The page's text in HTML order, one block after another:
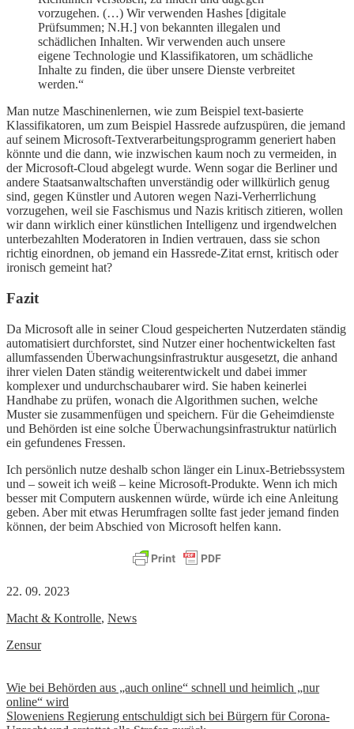
vorzugehen. (…) Wir verwenden Hashes [digitale
Prüfsummen; N.H.] von bekannten illegalen und
schädlichen Inhalten. Wir verwenden auch unsere
eigene Technologie und Klassifikatoren, um schädliche
Inhalte zu finden, die über unsere Dienste verbreitet
werden.“
Man nutze Maschinenlernen, wie zum Beispiel text-basierte
Klassifikatoren, um zum Beispiel Hassrede aufzuspüren, die jemand
auf seinem Microsoft-Textverarbeitungsprogramm generiert haben
könnte und die dann, wie inzwischen kaum noch zu vermeiden, in
der Microsoft-Cloud abgelegt wurde. Wenn sogar die Berliner und
andere Staatsanwaltschaften unverständig oder willkürlich genug
sind, gegen Künstler und Autoren wegen Nazi-Verherrlichung
vorzugehen, weil sie Faschismus und Nazis kritisch zitieren, wollen
wir dann wirklich einer künstlichen Intelligenz und irgendwelchen
unterbezahlten Moderatoren in Indien vertrauen, dass sie schon
richtig einordnen, ob jemand ein Hassrede-Zitat ernst, kritisch oder
ironisch gemeint hat?
Fazit
Da Microsoft alle in seiner Cloud gespeicherten Nutzerdaten ständig
automatisiert durchforstet, sind Nutzer einer hochentwickelten fast
allumfassenden Überwachungsinfrastruktur ausgesetzt, die anhand
ihrer vielen Daten ständig weiterentwickelt und dabei immer
komplexer und undurchschaubarer wird. Sie haben keinerlei
Handhabe zu prüfen, wonach die Algorithmen suchen, welche
Muster sie zusammenfügen und speichern. Für die Geheimdienste
und Behörden ist eine solche Überwachungsinfrastruktur natürlich
ein gefundenes Fressen.
Ich persönlich nutze deshalb schon länger ein Linux-Betriebssystem
und – soweit ich weiß – keine Microsoft-Produkte. Wenn ich mich
besser mit Computern auskennen würde, würde ich eine Anleitung
geben. Aber mit etwas Herumfragen sollte fast jeder jemand finden
können, der beim Abschied von Microsoft helfen kann.
22. 09. 2023
Macht & Kontrolle, News
Zensur
Beitrags-
Navigation
Wie bei Behörden aus „auch online“ schnell und heimlich „nur
online“ wird
Sloweniens Regierung entschuldigt sich bei Bürgern für Corona-